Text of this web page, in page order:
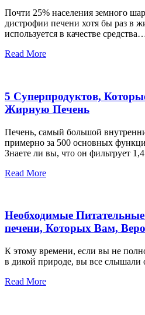
Почти 25% населения земного
дистрофии печени хотя бы раз в
используется в качестве
Read More
5 Суперпродуктов,
Жирную Печень
Печень, самый большой
примерно за 500 основных
Знаете ли вы, что он фильтрует
Read More
Необходимые
печени, Которых Вам,
К этому времени, если вы не
в дикой природе, вы все
Read More